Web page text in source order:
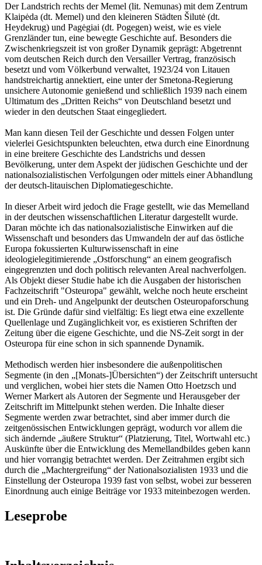
Der Landstrich rechts der Memel (lit. Nemunas) mit dem Zentrum
Klaipėda (dt. Memel) und den kleineren Städten Šilutė (dt.
Heydekrug) und Pagėgiai (dt. Pogegen) weist, wie es viele
Grenzländer tun, eine bewegte Geschichte auf. Besonders die
Zwischenkriegszeit ist von großer Dynamik geprägt: Abgetrennt
vom deutschen Reich durch den Versailler Vertrag, französisch
besetzt und vom Völkerbund verwaltet, 1923/24 von Litauen
handstreichartig annektiert, eine unter der Smetona-Regierung
unsichere Autonomie genießend und schließlich 1939 nach einem
Ultimatum des „Dritten Reichs“ von Deutschland besetzt und
wieder in den deutschen Staat eingegliedert.
Man kann diesen Teil der Geschichte und dessen Folgen unter
vielerlei Gesichtspunkten beleuchten, etwa durch eine Einordnung
in eine breitere Geschichte des Landstrichs und dessen
Bevölkerung, unter dem Aspekt der jüdischen Geschichte und der
nationalsozialistischen Verfolgungen oder mittels einer Abhandlung
der deutsch-litauischen Diplomatiegeschichte.
In dieser Arbeit wird jedoch die Frage gestellt, wie das Memelland
in der deutschen wissenschaftlichen Literatur dargestellt wurde.
Daran möchte ich das nationalsozialistische Einwirken auf die
Wissenschaft und besonders das Umwandeln der auf das östliche
Europa fokussierten Kulturwissenschaft in eine
ideologielegitimierende „Ostforschung“ an einem geografisch
eingegrenzten und doch politisch relevanten Areal nachverfolgen.
Als Objekt dieser Studie habe ich die Ausgaben der historischen
Fachzeitschrift "Osteuropa" gewählt, welche noch heute erscheint
und ein Dreh- und Angelpunkt der deutschen Osteuropaforschung
ist. Die Gründe dafür sind vielfältig: Es liegt etwa eine exzellente
Quellenlage und Zugänglichkeit vor, es existieren Schriften der
Zeitung über die eigene Geschichte, und die NS-Zeit sorgt in der
Osteuropa für eine schon in sich spannende Dynamik.
Methodisch werden hier insbesondere die außenpolitischen
Segmente (in den „[Monats-]Übersichten“) der Zeitschrift untersucht
und verglichen, wobei hier stets die Namen Otto Hoetzsch und
Werner Markert als Autoren der Segmente und Herausgeber der
Zeitschrift im Mittelpunkt stehen werden. Die Inhalte dieser
Segmente werden zwar betrachtet, sind aber immer durch die
zeitgenössischen Entwicklungen geprägt, wodurch vor allem die
sich ändernde „äußere Struktur“ (Platzierung, Titel, Wortwahl etc.)
Auskünfte über die Entwicklung des Memellandbildes geben kann
und hier vorrangig betrachtet werden. Der Zeitrahmen ergibt sich
durch die „Machtergreifung“ der Nationalsozialisten 1933 und die
Einstellung der Osteuropa 1939 fast von selbst, wobei zur besseren
Einordnung auch einige Beiträge vor 1933 miteinbezogen werden.
Leseprobe